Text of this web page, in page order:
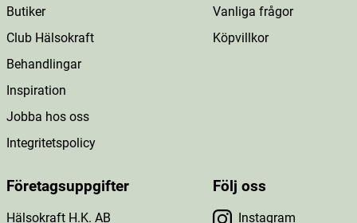
Butiker
Club Hälsokraft
Behandlingar
Inspiration
Jobba hos oss
Integritetspolicy
Vanliga frågor
Köpvillkor
Företagsuppgifter
Hälsokraft H.K. AB
Följ oss
Instagram